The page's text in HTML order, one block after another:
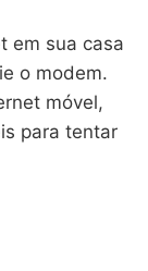
em sua casa
o modem.
móvel,
para tentar